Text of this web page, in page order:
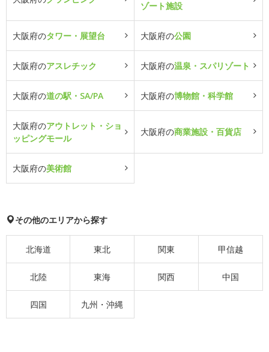
ゾート施設
大阪府のタワー・展望台 大阪府の公園
大阪府のアスレチック 大阪府の温泉・スパリゾート
大阪府の道の駅・SA/PA 大阪府の博物館・科学館
大阪府のアウトレット・ショ
ッピングモール
大阪府の商業施設・百貨店
大阪府の美術館
その他のエリアから探す
北海道 東北 関東 甲信越
北陸 東海 関西 中国
四国 九州・沖縄